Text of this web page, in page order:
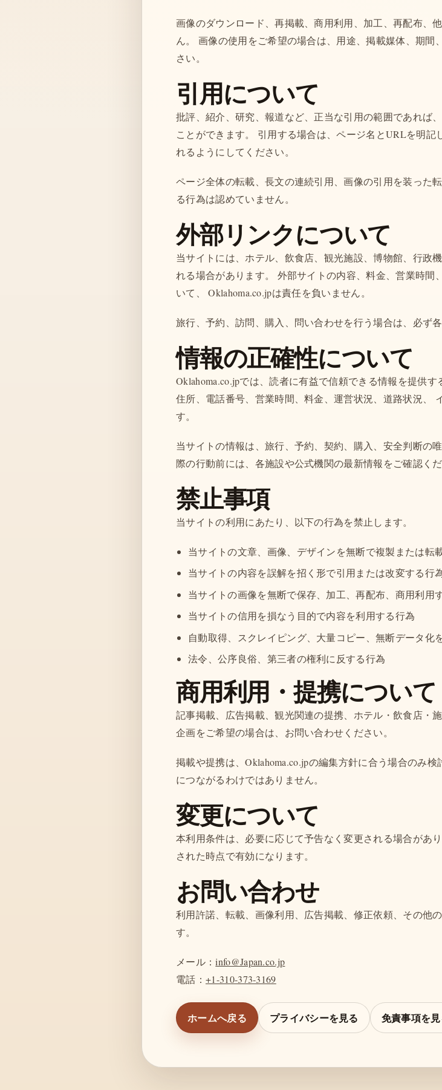
画像のダウンロード、再掲載、商用利用、加工、再配布、
ん。 画像の使用をご希望の場合は、用途、掲載媒体、期
さい。
引用について
批評、紹介、研究、報道など、正当な引用の範囲であれば
ことができます。 引用する場合は、ページ名とURLを明記
れるようにしてください。
ページ全体の転載、長文の連続引用、画像の引用を装った
る行為は認めていません。
外部リンクについて
当サイトには、ホテル、飲食店、観光施設、博物館、行政
れる場合があります。 外部サイトの内容、料金、営業時間
いて、 Oklahoma.co.jpは責任を負いません。
旅行、予約、訪問、購入、問い合わせを行う場合は、必ず
情報の正確性について
Oklahoma.co.jpでは、読者に有益で信頼できる情報を提供す
住所、電話番号、営業時間、料金、運営状況、道路状況、
す。
当サイトの情報は、旅行、予約、契約、購入、安全判断の
際の行動前には、各施設や公式機関の最新情報をご確認くだ
禁止事項
当サイトの利用にあたり、以下の行為を禁止します。
当サイトの文章、画像、デザインを無断で複製または転
当サイトの内容を誤解を招く形で引用または改変する行
当サイトの画像を無断で保存、加工、再配布、商用利用
当サイトの信用を損なう目的で内容を利用する行為
自動取得、スクレイピング、大量コピー、無断データ化
法令、公序良俗、第三者の権利に反する行為
商用利用・提携について
記事掲載、広告掲載、観光関連の提携、ホテル・飲食店・
企画をご希望の場合は、お問い合わせください。
掲載や提携は、Oklahoma.co.jpの編集方針に合う場合のみ
につながるわけではありません。
変更について
本利用条件は、必要に応じて予告なく変更される場合があ
された時点で有効になります。
お問い合わせ
利用許諾、転載、画像利用、広告掲載、修正依頼、その他
す。
メール：info@Japan.co.jp
電話： +1-310-373-3169
ホームへ戻る プライバシーを見る 免責事項を